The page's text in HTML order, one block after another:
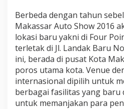
Berbeda dengan tahun
Makassar Auto Show 2016
lokasi baru yakni di Four
terletak di Jl. Landak Baru
ini, berada di pusat Kota
poros utama kota. Venue
internasional dipilih untuk
berbagai fasilitas yang baru
untuk memanjakan para